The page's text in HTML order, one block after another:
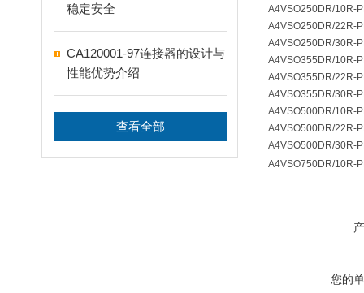
稳定安全
CA120001-97连接器的设计与
性能优势介绍
查看全部
A4VSO250DR/10R-
A4VSO250DR/22R-
A4VSO250DR/30R-
A4VSO355DR/10R-
A4VSO355DR/22R-
A4VSO355DR/30R-
A4VSO500DR/10R-
A4VSO500DR/22R-
A4VSO500DR/30R-
A4VSO750DR/10R-
您的